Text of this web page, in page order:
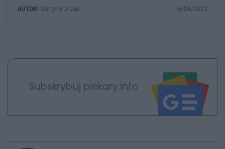
AUTOR: Martyna Urban 16/04/2023
Subskrybuj piekary.info